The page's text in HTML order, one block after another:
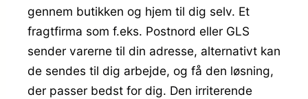
gennem butikken og hjem til dig selv. Et
fragtfirma som f.eks. Postnord eller GLS
sender varerne til din adresse, alternativt kan
de sendes til dig arbejde, og få den løsning,
der passer bedst for dig. Den irriterende